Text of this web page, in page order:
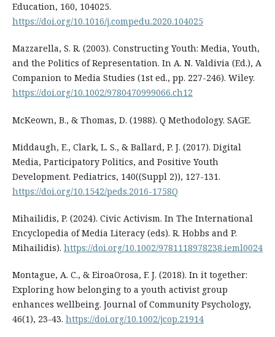
Education, 160, 104025.
https://doi.org/10.1016/j.compedu.2020.104025
Mazzarella, S. R. (2003). Constructing Youth: Media, Youth,
and the Politics of Representation. In A. N. Valdivia (Ed.), A
Companion to Media Studies (1st ed., pp. 227-246). Wiley.
https://doi.org/10.1002/9780470999066.ch12
McKeown, B., & Thomas, D. (1988). Q Methodology. SAGE.
Middaugh, E., Clark, L. S., & Ballard, P. J. (2017). Digital
Media, Participatory Politics, and Positive Youth
Development. Pediatrics, 140((Suppl 2)), 127-131.
https://doi.org/10.1542/peds.2016-1758Q
Mihailidis, P. (2024). Civic Activism. In The International
Encyclopedia of Media Literacy (eds). R. Hobbs and P.
Mihailidis). https://doi.org/10.1002/9781118978238.ieml0024
Montague, A. C., & EiroaOrosa, F. J. (2018). In it together:
Exploring how belonging to a youth activist group
enhances wellbeing. Journal of Community Psychology,
46(1), 23-43. https://doi.org/10.1002/jcop.21914